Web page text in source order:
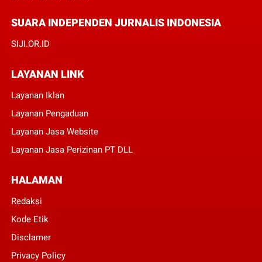
SUARA INDEPENDEN JURNALIS INDONESIA
SIJI.OR.ID
LAYANAN LINK
Layanan Iklan
Layanan Pengaduan
Layanan Jasa Website
Layanan Jasa Perizinan PT DLL
HALAMAN
Redaksi
Kode Etik
Disclamer
Privacy Policy